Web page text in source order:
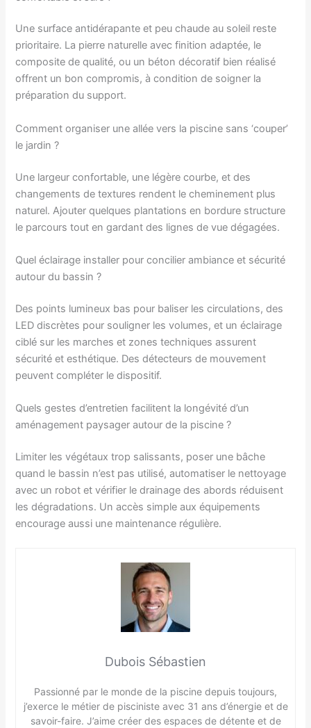
Une surface antidérapante et peu chaude au soleil reste
prioritaire. La pierre naturelle avec finition adaptée, le
composite de qualité, ou un béton décoratif bien réalisé
offrent un bon compromis, à condition de soigner la
préparation du support.
Comment organiser une allée vers la piscine sans ‘couper’
le jardin ?
Une largeur confortable, une légère courbe, et des
changements de textures rendent le cheminement plus
naturel. Ajouter quelques plantations en bordure structure
le parcours tout en gardant des lignes de vue dégagées.
Quel éclairage installer pour concilier ambiance et sécurité
autour du bassin ?
Des points lumineux bas pour baliser les circulations, des
LED discrètes pour souligner les volumes, et un éclairage
ciblé sur les marches et zones techniques assurent
sécurité et esthétique. Des détecteurs de mouvement
peuvent compléter le dispositif.
Quels gestes d’entretien facilitent la longévité d’un
aménagement paysager autour de la piscine ?
Limiter les végétaux trop salissants, poser une bâche
quand le bassin n’est pas utilisé, automatiser le nettoyage
avec un robot et vérifier le drainage des abords réduisent
les dégradations. Un accès simple aux équipements
encourage aussi une maintenance régulière.
Dubois Sébastien
Passionné par le monde de la piscine depuis toujours,
j’exerce le métier de pisciniste avec 31 ans d’énergie et de
savoir-faire. J’aime créer des espaces de détente et de